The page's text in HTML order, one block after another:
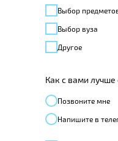
Выбор
Выбор вуза
Другое
Как с вами лучше
Позвонитe мне
Напишите в